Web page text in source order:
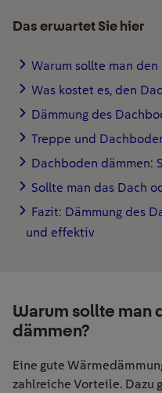
Das erwartet Sie hier
Warum sollte man
Was kostet es, den
Dämmung des
Treppe und
Dachboden dämmen:
Sollte man das Dach
Fazit: Dämmung des
und effektiv
Warum sollte man
dämmen?
Eine gute
zahlreiche Vorteile. Dazu